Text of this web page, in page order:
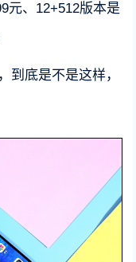
元、12+512版本是
到底是不是这样，